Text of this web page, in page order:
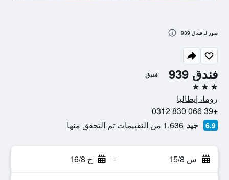
فندق 939 فندق
3 نجوم
روما، إيطاليا
+39 066 830 0312
6.9 جيد 1,636 من التقييمات تم التحقق منها
س 15/8 - ح 16/8
صور لـ فندق 939